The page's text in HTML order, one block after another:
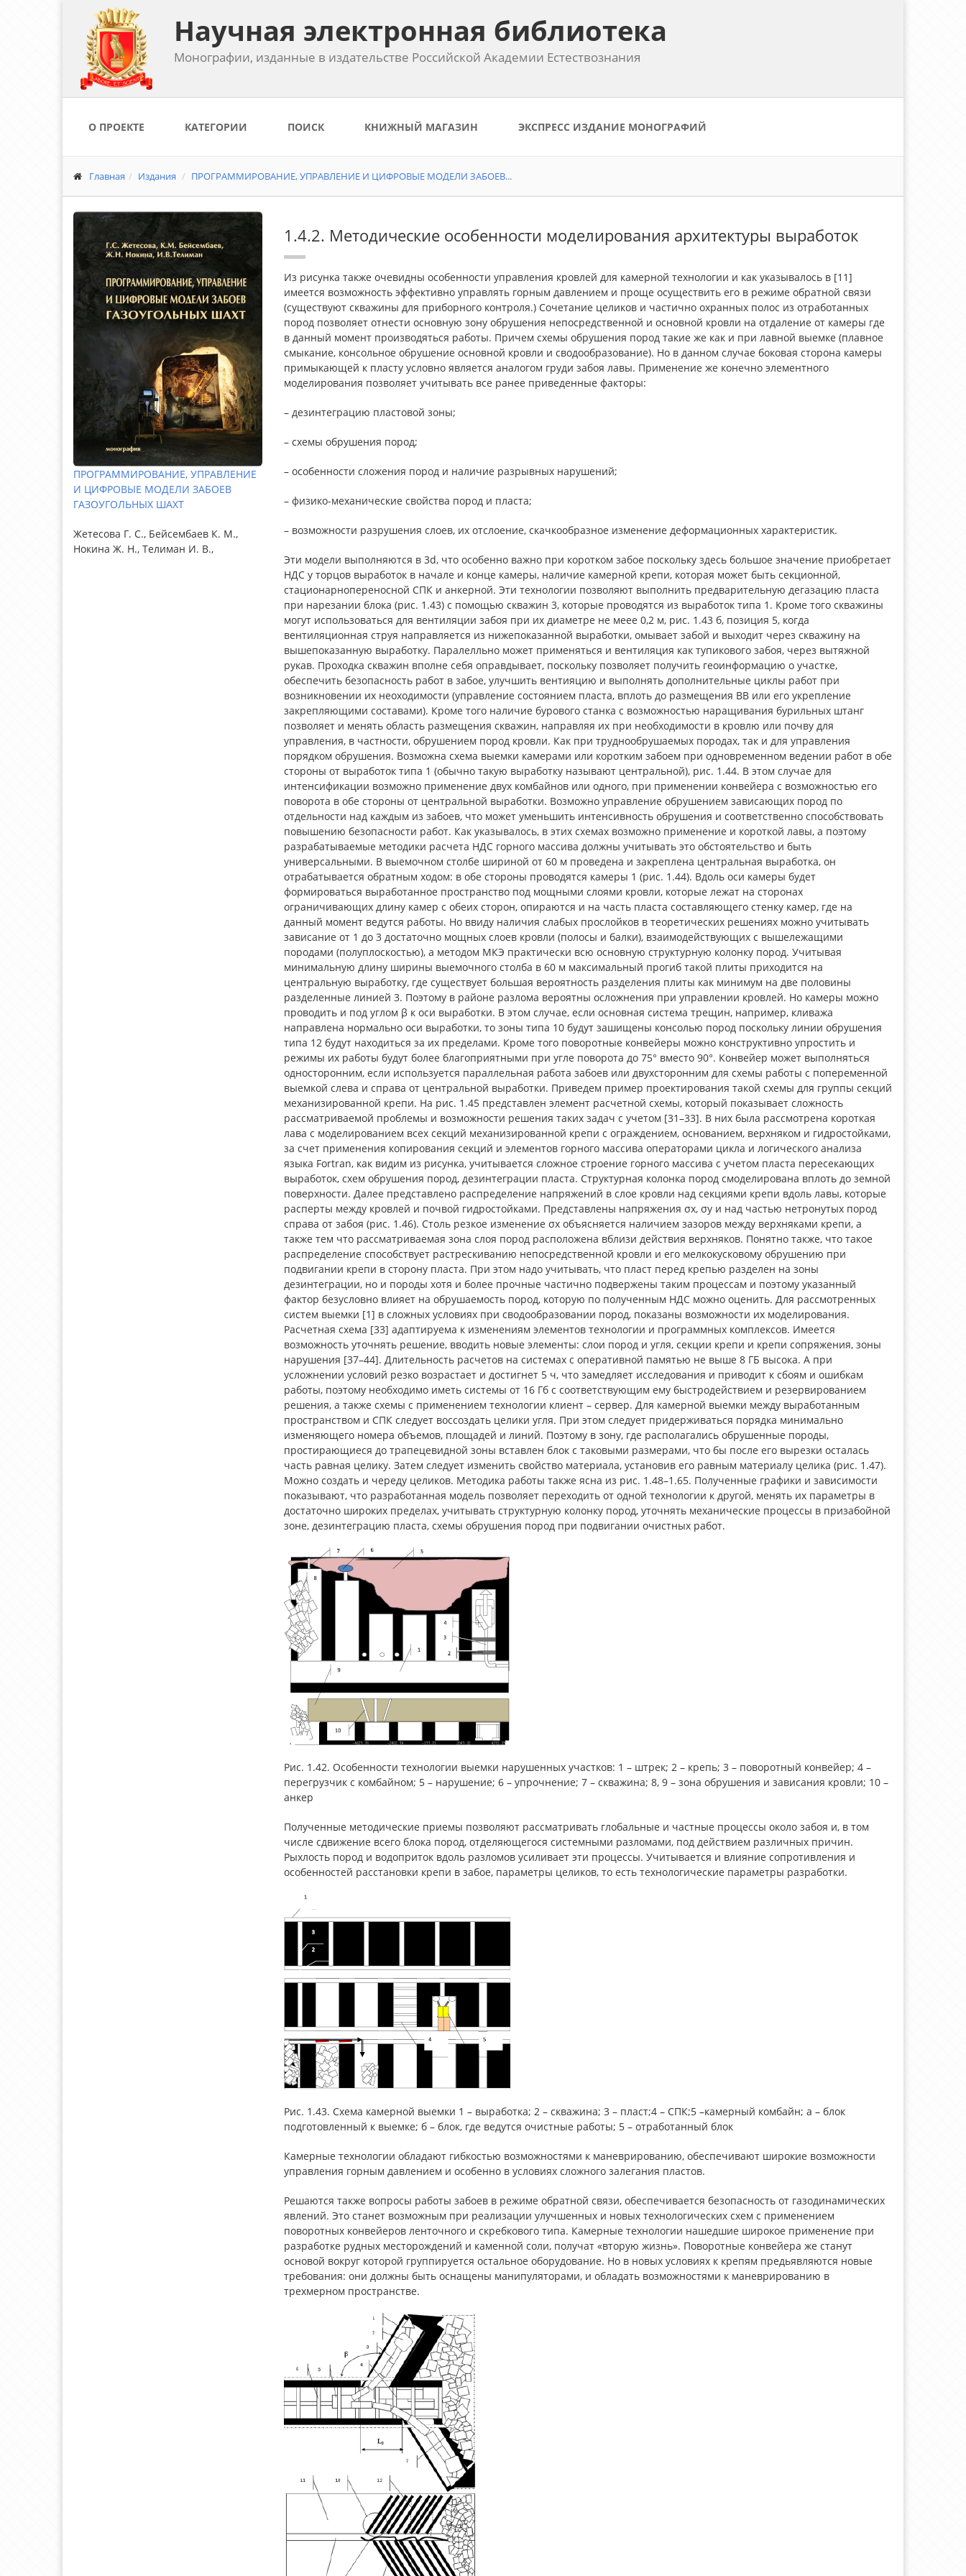
Научная электронная библиотека
Монографии, изданные в издательстве Российской Академии Естествознания
О ПРОЕКТЕ КАТЕГОРИИ ПОИСК КНИЖНЫЙ МАГАЗИН ЭКСПРЕСС ИЗДАНИЕ МОНОГРАФИЙ
Главная Издания ПРОГРАММИРОВАНИЕ, УПРАВЛЕНИЕ И ЦИФРОВЫЕ МОДЕЛИ ЗАБОЕВ...
ПРОГРАММИРОВАНИЕ, УПРАВЛЕНИЕ
И ЦИФРОВЫЕ МОДЕЛИ ЗАБОЕВ
ГАЗОУГОЛЬНЫХ ШАХТ
Жетесова Г. С., Бейсембаев К. М.,
Нокина Ж. Н., Телиман И. В.,
1.4.2. Методические особенности моделирования архитектуры выработок
Из рисунка также очевидны особенности управления кровлей для камерной технологии и как указывалось в [11]
имеется возможность эффективно управлять горным давлением и проще осуществить его в режиме обратной связи
(существуют скважины для приборного контроля.) Сочетание целиков и частично охранных полос из отработанных
пород позволяет отнести основную зону обрушения непосредственной и основной кровли на отдаление от камеры где
в данный момент производяться работы. Причем схемы обрушения пород такие же как и при лавной выемке (плавное
смыкание, консольное обрушение основной кровли и сводообразование). Но в данном случае боковая сторона камеры
примыкающей к пласту условно является аналогом груди забоя лавы. Применение же конечно элементного
моделирования позволяет учитывать все ранее приведенные факторы:
– дезинтеграцию пластовой зоны;
– схемы обрушения пород;
– особенности сложения пород и наличие разрывных нарушений;
– физико-механические свойства пород и пласта;
– возможности разрушения слоев, их отслоение, скачкообразное изменение деформационных характеристик.
Эти модели выполняются в 3d, что особенно важно при коротком забое поскольку здесь большое значение приобретает
НДС у торцов выработок в начале и конце камеры, наличие камерной крепи, которая может быть секционной,
стационарнопереносной СПК и анкерной. Эти технологии позволяют выполнить предварительную дегазацию пласта
при нарезании блока (рис. 1.43) с помощью скважин 3, которые проводятся из выработок типа 1. Кроме того скважины
могут использоваться для вентиляции забоя при их диаметре не меее 0,2 м, рис. 1.43 б, позиция 5, когда
вентиляционная струя направляется из нижепоказанной выработки, омывает забой и выходит через скважину на
вышепоказанную выработку. Паралелльно может применяться и вентиляция как тупикового забоя, через вытяжной
рукав. Проходка скважин вполне себя оправдывает, поскольку позволяет получить геоинформацию о участке,
обеспечить безопасность работ в забое, улучшить вентияцию и выполнять дополнительные циклы работ при
возникновении их неоходимости (управление состоянием пласта, вплоть до размещения ВВ или его укрепление
закрепляющими составами). Кроме того наличие бурового станка с возможностью наращивания бурильных штанг
позволяет и менять область размещения скважин, направляя их при необходимости в кровлю или почву для
управления, в частности, обрушением пород кровли. Как при труднообрушаемых породах, так и для управления
порядком обрушения. Возможна схема выемки камерами или коротким забоем при одновременном ведении работ в обе
стороны от выработок типа 1 (обычно такую выработку называют центральной), рис. 1.44. В этом случае для
интенсификации возможно применение двух комбайнов или одного, при применении конвейера с возможностью его
поворота в обе стороны от центральной выработки. Возможно управление обрушением зависающих пород по
отдельности над каждым из забоев, что может уменьшить интенсивность обрушения и соответственно способствовать
повышению безопасности работ. Как указывалось, в этих схемах возможно применение и короткой лавы, а поэтому
разрабатываемые методики расчета НДС горного массива должны учитывать это обстоятельство и быть
универсальными. В выемочном столбе шириной от 60 м проведена и закреплена центральная выработка, он
отрабатывается обратным ходом: в обе стороны проводятся камеры 1 (рис. 1.44). Вдоль оси камеры будет
формироваться выработанное пространство под мощными слоями кровли, которые лежат на сторонах
ограничивающих длину камер с обеих сторон, опираются и на часть пласта составляющего стенку камер, где на
данный момент ведутся работы. Но ввиду наличия слабых прослойков в теоретических решениях можно учитывать
зависание от 1 до 3 достаточно мощных слоев кровли (полосы и балки), взаимодействующих с вышележащими
породами (полуплоскостью), а методом МКЭ практически всю основную структурную колонку пород. Учитывая
минимальную длину ширины выемочного столба в 60 м максимальный прогиб такой плиты приходится на
центральную выработку, где существует большая вероятность разделения плиты как минимум на две половины
разделенные линией 3. Поэтому в районе разлома вероятны осложнения при управлении кровлей. Но камеры можно
проводить и под углом β к оси выработки. В этом случае, если основная система трещин, например, кливажа
направлена нормально оси выработки, то зоны типа 10 будут зашищены консолью пород поскольку линии обрушения
типа 12 будут находиться за их пределами. Кроме того поворотные конвейеры можно конструктивно упростить и
режимы их работы будут более благоприятными при угле поворота до 75° вместо 90°. Конвейер может выполняться
односторонним, если используется параллельная работа забоев или двухсторонним для схемы работы с попеременной
выемкой слева и справа от центральной выработки. Приведем пример проектирования такой схемы для группы секций
механизированной крепи. На рис. 1.45 представлен элемент расчетной схемы, который показывает сложность
рассматриваемой проблемы и возможности решения таких задач с учетом [31–33]. В них была рассмотрена короткая
лава с моделированием всех секций механизированной крепи с ограждением, основанием, верхняком и гидростойками,
за счет применения копирования секций и элементов горного массива операторами цикла и логического анализа
языка Fortran, как видим из рисунка, учитывается сложное строение горного массива с учетом пласта пересекающих
выработок, схем обрушения пород, дезинтеграции пласта. Структурная колонка пород смоделирована вплоть до земной
поверхности. Далее представлено распределение напряжений в слое кровли над секциями крепи вдоль лавы, которые
расперты между кровлей и почвой гидростойками. Представлены напряжения σх, σу и над частью нетронутых пород
справа от забоя (рис. 1.46). Столь резкое изменение σх объясняется наличием зазоров между верхняками крепи, а
также тем что рассматриваемая зона слоя пород расположена вблизи действия верхняков. Понятно также, что такое
распределение способствует растрескиванию непосредственной кровли и его мелкокусковому обрушению при
подвигании крепи в сторону пласта. При этом надо учитывать, что пласт перед крепью разделен на зоны
дезинтеграции, но и породы хотя и более прочные частично подвержены таким процессам и поэтому указанный
фактор безусловно влияет на обрушаемость пород, которую по полученным НДС можно оценить. Для рассмотренных
систем выемки [1] в сложных условиях при сводообразовании пород, показаны возможности их моделирования.
Расчетная схема [33] адаптируема к изменениям элементов технологии и программных комплексов. Имеется
возможность уточнять решение, вводить новые элементы: слои пород и угля, секции крепи и крепи сопряжения, зоны
нарушения [37–44]. Длительность расчетов на системах с оперативной памятью не выше 8 ГБ высока. А при
усложнении условий резко возрастает и достигнет 5 ч, что замедляет исследования и приводит к сбоям и ошибкам
работы, поэтому необходимо иметь системы от 16 Гб с соответствующим ему быстродействием и резервированием
решения, а также схемы с применением технологии клиент – сервер. Для камерной выемки между выработанным
пространством и СПК следует воссоздать целики угля. При этом следует придерживаться порядка минимально
изменяющего номера объемов, площадей и линий. Поэтому в зону, где располагались обрушенные породы,
простирающиеся до трапецевидной зоны вставлен блок с таковыми размерами, что бы после его вырезки осталась
часть равная целику. Затем следует изменить свойство материала, установив его равным материалу целика (рис. 1.47).
Можно создать и череду целиков. Методика работы также ясна из рис. 1.48–1.65. Полученные графики и зависимости
показывают, что разработанная модель позволяет переходить от одной технологии к другой, менять их параметры в
достаточно широких пределах, учитывать структурную колонку пород, уточнять механические процессы в призабойной
зоне, дезинтеграцию пласта, схемы обрушения пород при подвигании очистных работ.
Рис. 1.42. Особенности технологии выемки нарушенных участков: 1 – штрек; 2 – крепь; 3 – поворотный конвейер; 4 –
перегрузчик с комбайном; 5 – нарушение; 6 – упрочнение; 7 – скважина; 8, 9 – зона обрушения и зависания кровли; 10 –
анкер
Полученные методические приемы позволяют рассматривать глобальные и частные процессы около забоя и, в том
числе сдвижение всего блока пород, отделяющегося системными разломами, под действием различных причин.
Рыхлость пород и водоприток вдоль разломов усиливает эти процессы. Учитывается и влияние сопротивления и
особенностей расстановки крепи в забое, параметры целиков, то есть технологические параметры разработки.
Рис. 1.43. Схема камерной выемки 1 – выработка; 2 – скважина; 3 – пласт;4 – СПК;5 –камерный комбайн; а – блок
подготовленный к выемке; б – блок, где ведутся очистные работы; 5 – отработанный блок
Камерные технологии обладают гибкостью возможностями к маневрированию, обеспечивают широкие возможности
управления горным давлением и особенно в условиях сложного залегания пластов.
Решаются также вопросы работы забоев в режиме обратной связи, обеспечивается безопасность от газодинамических
явлений. Это станет возможным при реализации улучшенных и новых технологических схем с применением
поворотных конвейеров ленточного и скребкового типа. Камерные технологии нашедшие широкое применение при
разработке рудных месторождений и каменной соли, получат «вторую жизнь». Поворотные конвейера же станут
основой вокруг которой группируется остальное оборудование. Но в новых условиях к крепям предьявляются новые
требования: они должны быть оснащены манипуляторами, и обладать возможностями к маневрированию в
трехмерном пространстве.